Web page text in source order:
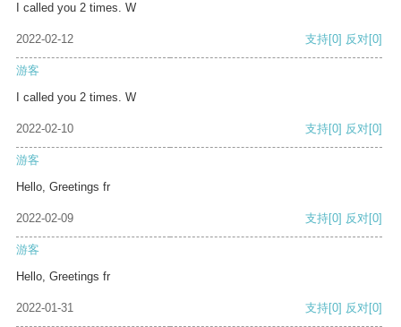
I called you 2 times. W
2022-02-12 支持[0] 反对[0]
游客
I called you 2 times. W
2022-02-10 支持[0] 反对[0]
游客
Hello, Greetings fr
2022-02-09 支持[0] 反对[0]
游客
Hello, Greetings fr
2022-01-31 支持[0] 反对[0]